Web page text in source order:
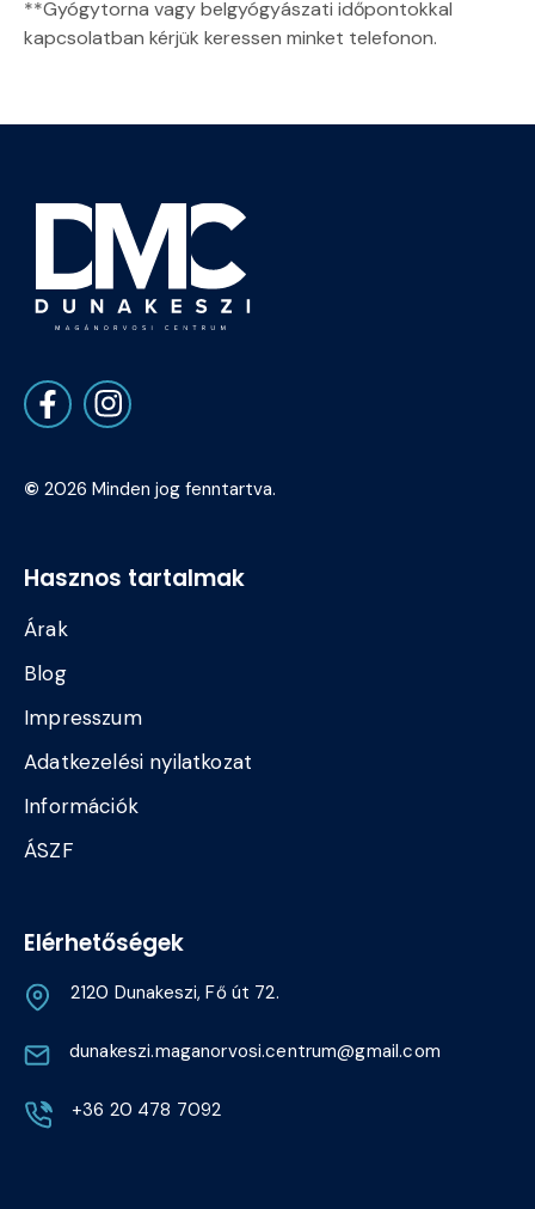
**Gyógytorna vagy belgyógyászati időpontokkal
kapcsolatban kérjük keressen minket telefonon.
© 2026 Minden jog fenntartva.
Hasznos tartalmak
Árak
Blog
Impresszum
Adatkezelési nyilatkozat
Információk
ÁSZF
Elérhetőségek
2120 Dunakeszi, Fő út 72.
dunakeszi.maganorvosi.centrum@gmail.com
+36 20 478 7092